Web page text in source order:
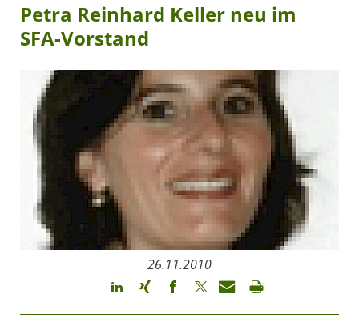
Petra Reinhard Keller neu im
SFA-Vorstand
26.11.2010